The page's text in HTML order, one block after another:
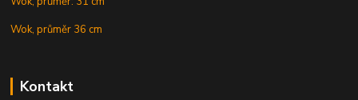
Wok, průměr 36 cm
Kontakt